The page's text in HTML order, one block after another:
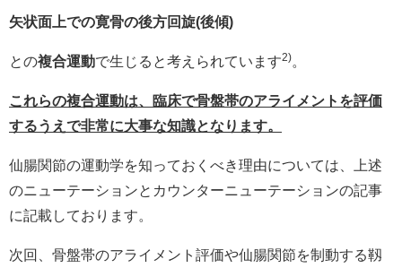
矢状面上での寛骨の後方回旋(後傾)
との複合運動で生じると考えられています2)
これらの複合運動は、臨床で骨盤帯のアライメントを評価
するうえで非常に大事な知識となります。
仙腸関節の運動学を知っておくべき理由については、上述
のニューテーションとカウンターニューテーションの記事
に記載しております。
次回、骨盤帯のアライメント評価や仙腸関節を制動する靱